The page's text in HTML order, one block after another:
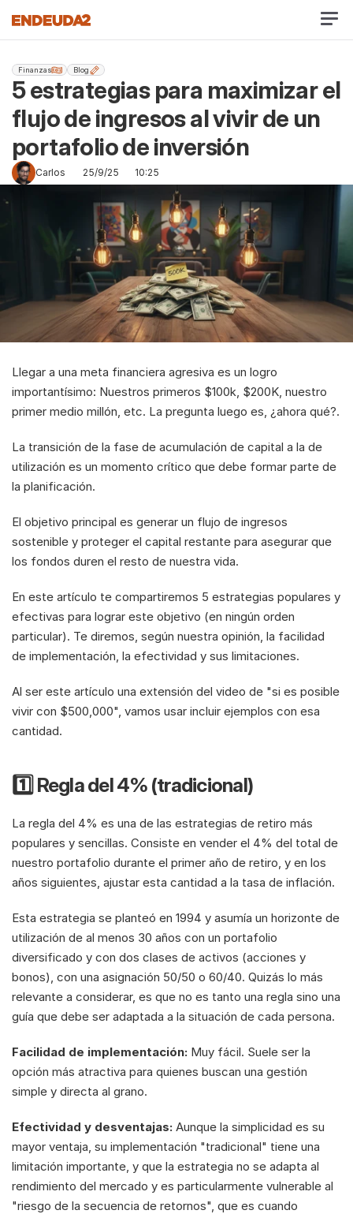
Finanzas Blog
5 estrategias para maximizar el
flujo de ingresos al vivir de un
portafolio de inversión
Carlos 25/9/25 10:25
Llegar a una meta financiera agresiva es un logro
importantísimo: Nuestros primeros $100k, $200K, nuestro
primer medio millón, etc. La pregunta luego es, ¿ahora qué?.
La transición de la fase de acumulación de capital a la de
utilización es un momento crítico que debe formar parte de
la planificación.
El objetivo principal es generar un flujo de ingresos
sostenible y proteger el capital restante para asegurar que
los fondos duren el resto de nuestra vida.
En este artículo te compartiremos 5 estrategias populares y
efectivas para lograr este objetivo (en ningún orden
particular). Te diremos, según nuestra opinión, la facilidad
de implementación, la efectividad y sus limitaciones.
Al ser este artículo una extensión del video de "si es posible
vivir con $500,000", vamos usar incluir ejemplos con esa
cantidad.
1️⃣ Regla del 4% (tradicional)
La regla del 4% es una de las estrategias de retiro más
populares y sencillas. Consiste en vender el 4% del total de
nuestro portafolio durante el primer año de retiro, y en los
años siguientes, ajustar esta cantidad a la tasa de inflación.
Esta estrategia se planteó en 1994 y asumía un horizonte de
utilización de al menos 30 años con un portafolio
diversificado y con dos clases de activos (acciones y
bonos), con una asignación 50/50 o 60/40. Quizás lo más
relevante a considerar, es que no es tanto una regla sino una
guía que debe ser adaptada a la situación de cada persona.
Facilidad de implementación: Muy fácil. Suele ser la
opción más atractiva para quienes buscan una gestión
simple y directa al grano.
Efectividad y desventajas: Aunque la simplicidad es su
mayor ventaja, su implementación "tradicional" tiene una
limitación importante, y que la estrategia no se adapta al
rendimiento del mercado y es particularmente vulnerable al
"riesgo de la secuencia de retornos", que es cuando